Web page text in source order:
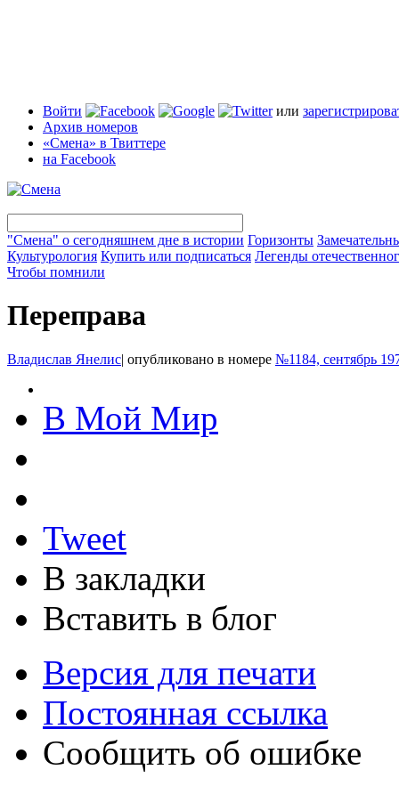
Войти или
Архив номеров
«Смена» в Твиттере
на Facebook
"Смена" о сегодняшнем дне в истории Горизонты
Культурология Купить или подписаться Легенды
Чтобы помнили
Переправа
Владислав Янелис| опубликовано в номере №1184, сентябрь
В Мой Мир
Tweet
В закладки
Вставить в блог
Версия для печати
Постоянная ссылка
Сообщить об ошибке